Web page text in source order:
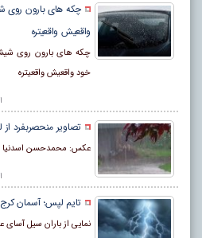
چکه های بارون روی
واقعیش واقعیتره
چکه های بارون روی
خود واقعیش واقعیتره
تصاویر منحصربفرد
عکس: محمدحسن اسدنیا
تایم لپس؛ آسمان
نمایی از باران سیل آسای عصر